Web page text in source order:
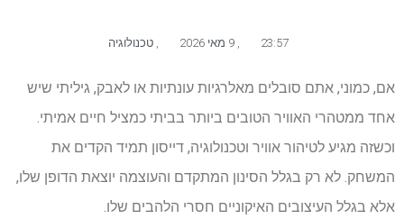
23:57
,
, טכנולוגיה
אם, כמוני, אתם סובלים מאלרגיות עונתיות או לאבק, גיליתי שיש
אחד ממטהרי האוויר הטובים ביותר בביתי כמציל חיים אמיתי.
וכשזה מגיע לטיהור אוויר וטכנולוגיה, דייסון תמיד הקדים את
המשחק. לא רק בגלל הסינון המתקדם והעוצמה יוצאת הדופן שלו,
אלא בגלל העיצובים האיקוניים חסרי הלהבים שלו.